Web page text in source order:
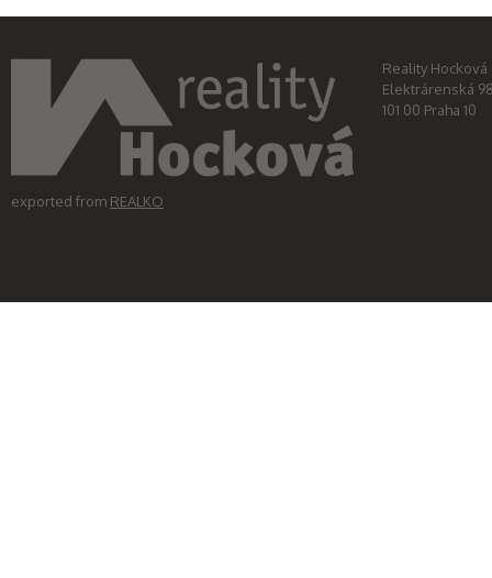
exported from REALKO
Reality Hocková
Elektrárenská
101 00 Praha 10